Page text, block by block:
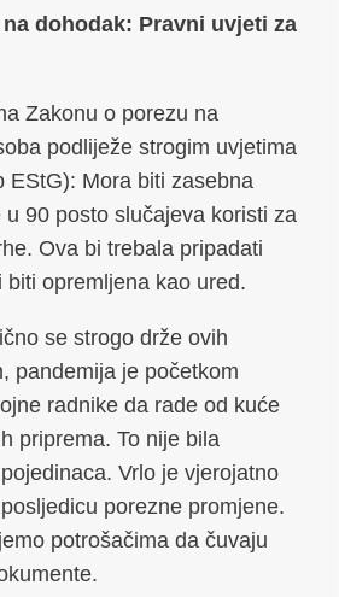
dohodak: Pravni uvjeti za
Zakonu o porezu na
podliježe strogim uvjetima
EStG): Mora biti zasebna
90 posto slučajeva koristi za
Ova bi trebala pripadati
biti opremljena kao ured.
se strogo drže ovih
pandemija je početkom
radnike da rade od kuće
priprema. To nije bila
Vrlo je vjerojatno
porezne promjene.
potrošačima da čuvaju